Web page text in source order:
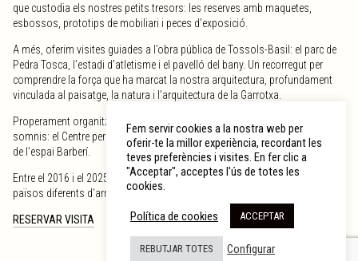
que custodia els nostres petits tresors: les reserves amb maquetes,
esbossos, prototips de mobiliari i peces d’exposició.
A més, oferim visites guiades a l’obra pública de Tossols-Basil: el parc de
Pedra Tosca, l’estadi d’atletisme i el pavelló del bany. Un recorregut per
comprendre la força que ha marcat la nostra arquitectura, profundament
vinculada al paisatge, la natura i l’arquitectura de la Garrotxa.
Properament organitzarem visites a RCR la Vila, la nostra geografia de
somnis: el Centre per a l’experiència de l’espai, situat a 20 minuts en cotxe
de l’espai Barberí.
Entre el 2016 i el 2025 ja ens heu visitat 5.360 persones procedents de 36
països diferents d’arreu del món. Moltes gràcies!
RESERVAR VISITA
Fem servir cookies a la nostra web per
oferir-te la millor experiència, recordant les
teves preferències i visites. En fer clic a
"Acceptar", acceptes l'ús de totes les
cookies.
Política de cookies ACCEPTAR
REBUTJAR TOTES Configurar